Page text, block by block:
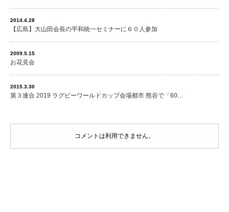
2014.4.28
【広島】大山田会長の平和統一セミナーに６０人参加
2009.5.15
お花見会
2015.3.30
第３連合 2019 ラグビーワールドカップ会場都市 熊谷で「60…
コメントは利用できません。